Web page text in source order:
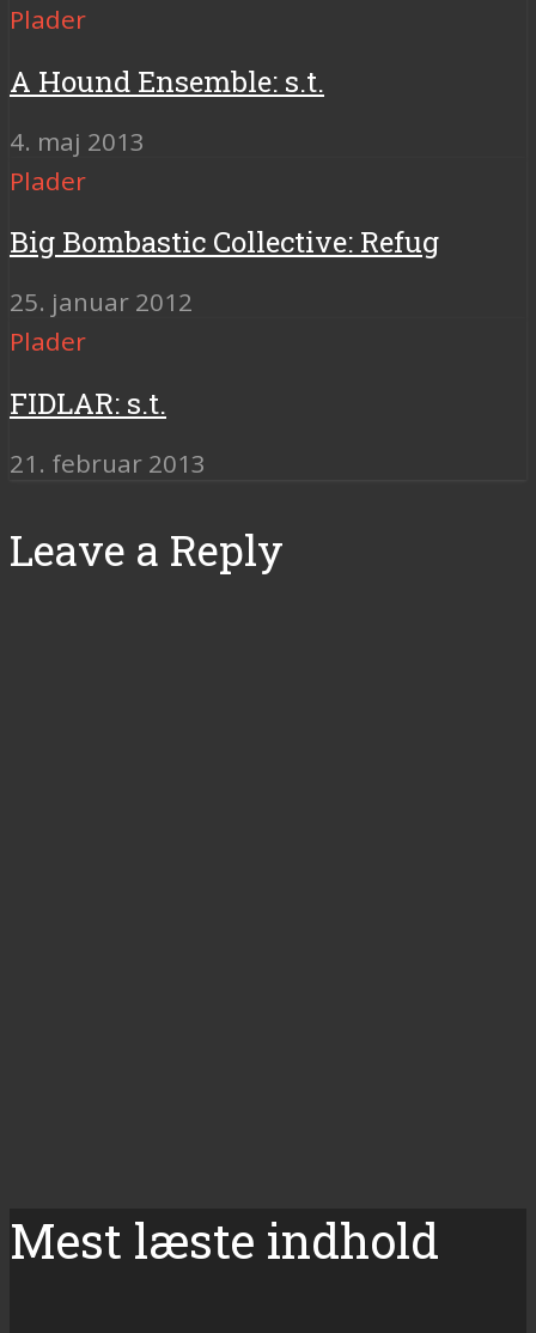
Plader
A Hound Ensemble: s.t.
4. maj 2013
Plader
Big Bombastic Collective: Refug
25. januar 2012
Plader
FIDLAR: s.t.
21. februar 2013
Leave a Reply
Mest læste indhold